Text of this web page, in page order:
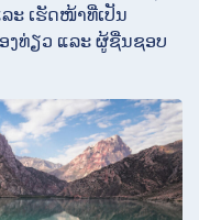
ະ ເຮັດໜ້າທີ່ເປັນ
ງທ່ຽວ ແລະ ຜູ້ຊື່ນຊອບ